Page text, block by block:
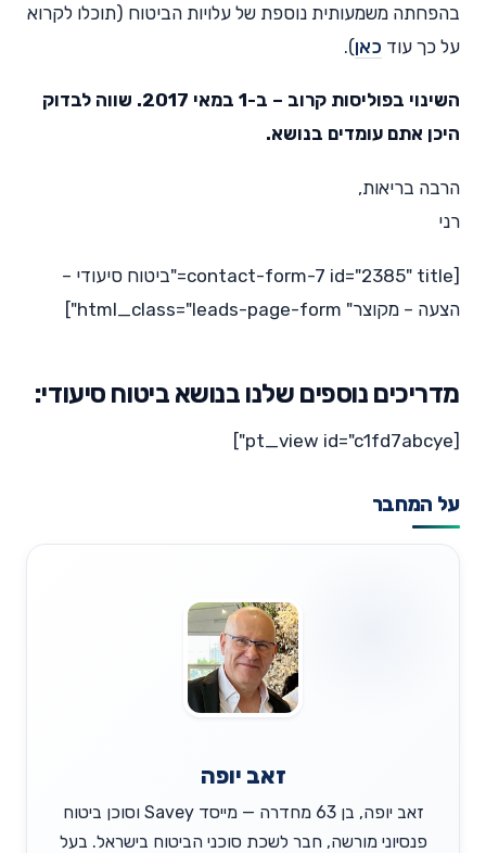
בהפחתה משמעותית נוספת של עלויות הביטוח (תוכלו לקרוא
על כך עוד כאן).
השינוי בפוליסות קרוב – ב-1 במאי 2017. שווה לבדוק
היכן אתם עומדים בנושא.
הרבה בריאות,
רני
[contact-form-7 id="2385" title="ביטוח סיעודי –
הצעה – מקוצר" html_class="leads-page-form"]
מדריכים נוספים שלנו בנושא ביטוח סיעודי:
[pt_view id="c1fd7abcye"]
על המחבר
זאב יופה
זאב יופה, בן 63 מחדרה — מייסד Savey וסוכן ביטוח
פנסיוני מורשה, חבר לשכת סוכני הביטוח בישראל. בעל